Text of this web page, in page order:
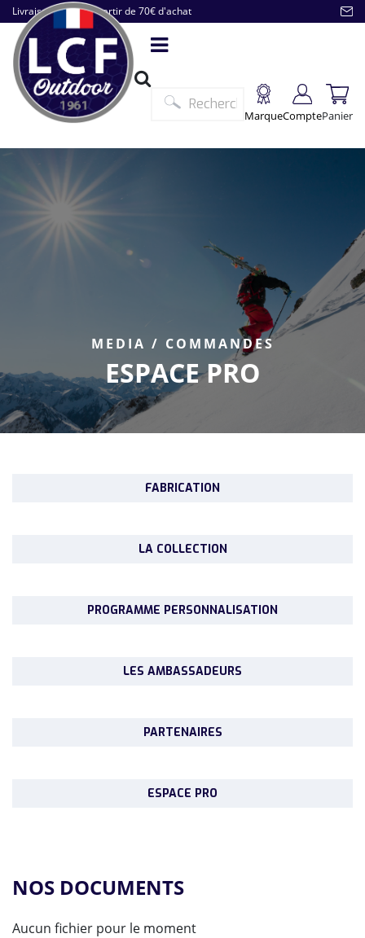
Livraison offerte à partir de 70€ d'achat
MarqueComptePanier
MEDIA / COMMANDES
ESPACE PRO
FABRICATION
LA COLLECTION
PROGRAMME PERSONNALISATION
LES AMBASSADEURS
PARTENAIRES
ESPACE PRO
NOS DOCUMENTS
Aucun fichier pour le moment